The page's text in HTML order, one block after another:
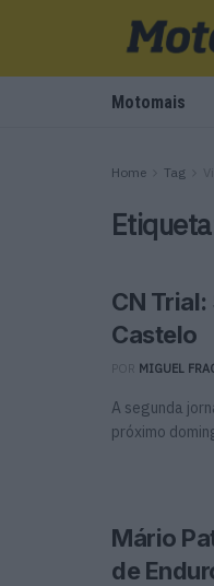
Motomais
Home Tag
CN
Castelo
MIGUEL
A segunda
próximo
Mário
de